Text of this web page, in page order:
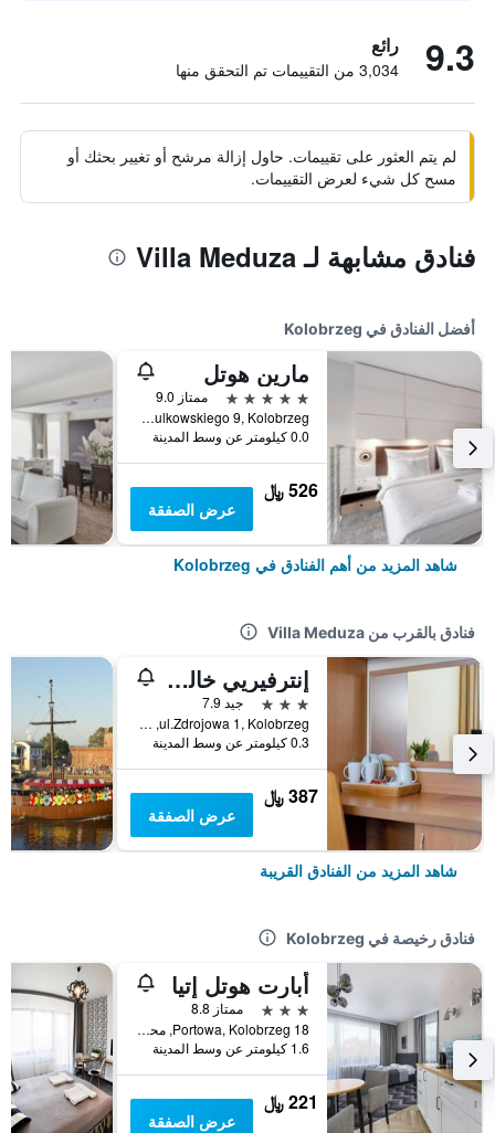
9.3 رائع
3,034 من التقييمات تم التحقق منها
لم يتم العثور على تقييمات. حاول إزالة مرشح أو تغيير بحثك أو
مسح كل شيء لعرض التقييمات.
فنادق مشابهة لـ Villa Meduza
أفضل الفنادق في Kolobrzeg
مارين هوتل
5 نجوم
ممتاز 9.0
ul. Sulkowskiego 9, Kolobrzeg, محافظة بوميرانيا الغربية, بولندا
0.0 كيلومتر عن وسط المدينة
526 ﷼
عرض الصفقة
شاهد المزيد من أهم الفنادق في Kolobrzeg
فنادق بالقرب من Villa Meduza
إنترفيريي خالكوزين ويذ كووبيجيغو
3 نجوم
جيد 7.9
ul.Zdrojowa 1, Kolobrzeg, محافظة بوميرانيا الغربية, بولندا
0.3 كيلومتر عن وسط المدينة
387 ﷼
عرض الصفقة
شاهد المزيد من الفنادق القريبة
فنادق رخيصة في Kolobrzeg
أبارت هوتل إتيا
3 نجوم
ممتاز 8.8
18 Portowa, Kolobrzeg, محافظة بوميرانيا الغربية, بولندا
1.6 كيلومتر عن وسط المدينة
221 ﷼
عرض الصفقة